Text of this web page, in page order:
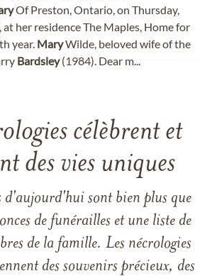
Of Preston, Ontario, on Thursday,
at her residence The Maples, Home for
year. MaryWilde, beloved wife of the
Bardsley(1984). Dear m...
célèbrent et
des vies uniques
d'aujourd'hui sont bien plus que
de funérailles et une liste de
de la famille. Les nécrologies
des souvenirs précieux, des